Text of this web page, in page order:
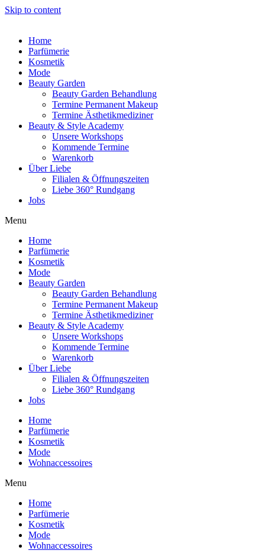
Skip to content
Home
Parfümerie
Kosmetik
Mode
Beauty Garden
Beauty Garden Behandlung
Termine Permanent Makeup
Termine Ästhetikmediziner
Beauty & Style Academy
Unsere Workshops
Kommende Termine
Warenkorb
Über Liebe
Filialen & Öffnungszeiten
Liebe 360° Rundgang
Jobs
Menu
Home
Parfümerie
Kosmetik
Mode
Beauty Garden
Beauty Garden Behandlung
Termine Permanent Makeup
Termine Ästhetikmediziner
Beauty & Style Academy
Unsere Workshops
Kommende Termine
Warenkorb
Über Liebe
Filialen & Öffnungszeiten
Liebe 360° Rundgang
Jobs
Home
Parfümerie
Kosmetik
Mode
Wohnaccessoires
Menu
Home
Parfümerie
Kosmetik
Mode
Wohnaccessoires